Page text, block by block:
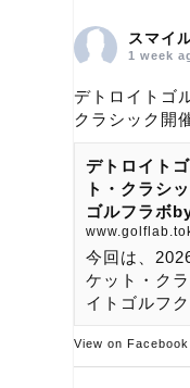
スマイ
1 week
デトロイトゴ
クラシック開
デトロイト
ト・クラシ
ゴルフラボ
今回は、
ケット・ク
イトゴルフ
View on Facebook